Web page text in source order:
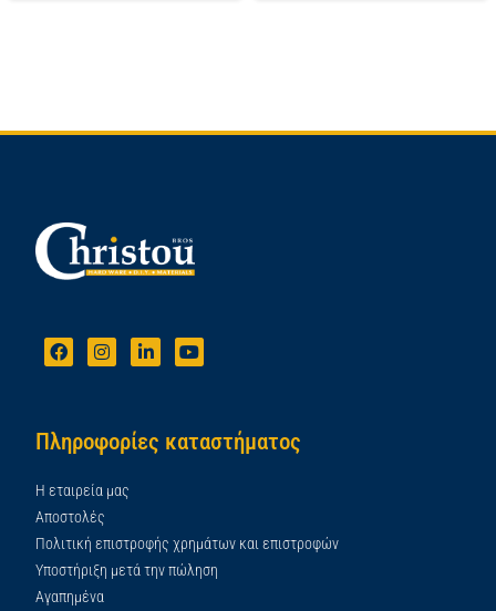
Πληροφορίες καταστήματος
Η εταιρεία μας
Αποστολές
Πολιτική επιστροφής χρημάτων και επιστροφών
Υποστήριξη μετά την πώληση
Αγαπημένα